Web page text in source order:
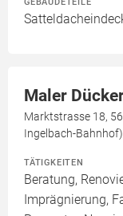
Maler
Marktstrasse 18,
Ingelbach-Bahnhof)
TÄTIGKEITEN
Beratung,
Imprägnierung,